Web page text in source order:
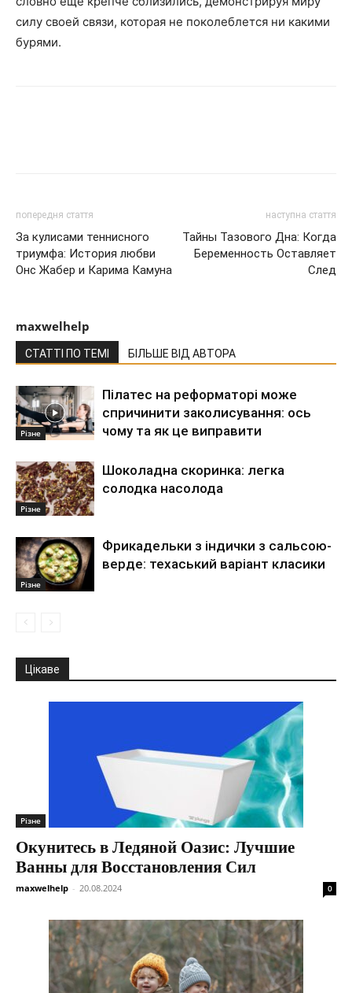
силу своей связи, которая не поколеблется ни какими
бурями.
попередня стаття
За кулисами теннисного
триумфа: История любви
Онс Жабер и Карима Камуна
наступна стаття
Тайны Тазового Дна: Когда
Беременность Оставляет
След
maxwelhelp
СТАТТІ ПО ТЕМІ БІЛЬШЕ ВІД АВТОРА
Різне
Пілатес на реформаторі може
спричинити заколисування: ось
чому та як це виправити
Різне
Шоколадна скоринка: легка
солодка насолода
Різне
Фрикадельки з індички з сальсою-
верде: техаський варіант класики
Цікаве
Різне
Окунитесь в Ледяной Оазис: Лучшие
Ванны для Восстановления Сил
maxwelhelp - 20.08.2024 0